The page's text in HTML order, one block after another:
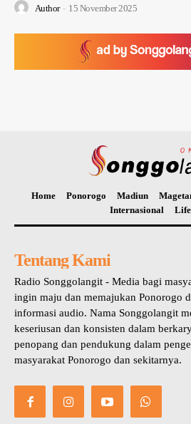
Author - 15 November 2025
Home Ponorogo Madiun
Internasional
Tentang Kami
Radio Songgolangit - Media bagi
ingin maju dan memajukan Ponorogo
informasi audio. Nama Songgolangit
keseriusan dan konsisten dalam
penopang dan pendukung dalam
masyarakat Ponorogo dan sekitarnya.